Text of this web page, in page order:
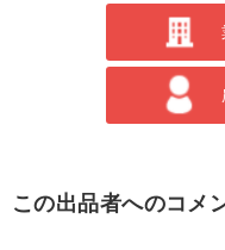
この出品者へのコメ